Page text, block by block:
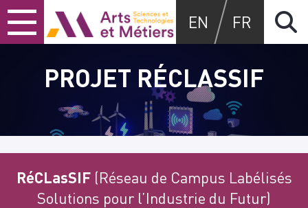
Skip
to
content
Skip
to
main
Skip
to
search
Arts et métiers
EN FR
PROJET RÉCLASSIF
RéCLasSIF (Réseau de Campus Labélisés
Solutions pour l’Industrie du Futur)